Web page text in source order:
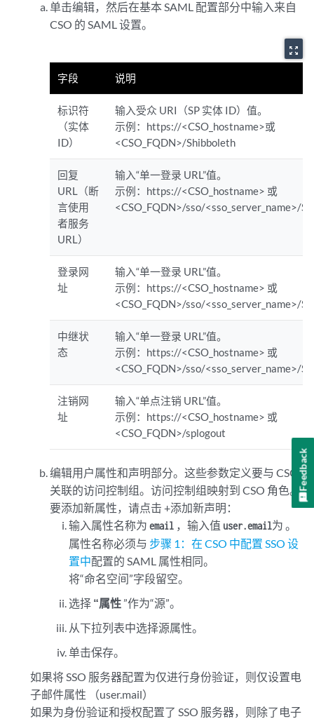
单击编辑，然后在基本 SAML 配置部分中输入来自
CSO 的 SAML 设置。
zoom_out_map
字段 说明
标识符
（实体
ID）
输入受众 URI（SP 实体 ID）值。
示例：https://<CSO_hostname>或
<CSO_FQDN>/Shibboleth
回复
URL（断
言使用
者服务
URL）
输入“单一登录 URL”值。
示例：https://<CSO_hostname> 或
<CSO_FQDN>/sso/<sso_server_name>/
登录网
址
输入“单一登录 URL”值。
示例：https://<CSO_hostname> 或
<CSO_FQDN>/sso/<sso_server_name>/
中继状
态
输入“单一登录 URL”值。
示例：https://<CSO_hostname> 或
<CSO_FQDN>/sso/<sso_server_name>/
注销网
址
输入“单点注销 URL”值。
示例：https://<CSO_hostname> 或
<CSO_FQDN>/splogout
编辑用户属性和声明部分。这些参数定义要与 CSO
关联的访问控制组。访问控制组映射到 CSO 角色。
要添加新属性，请点击 +添加新声明：
输入属性名称为email ，输入值 user.email为 。
属性名称必须与 步骤 1：在 CSO 中配置 SSO 设
置中配置的 SAML 属性相同。
将“命名空间”字段留空。
选择 “属性 ”作为“源”。
从下拉列表中选择源属性。
单击保存。
如果将 SSO 服务器配置为仅进行身份验证，则仅设置电
子邮件属性 （user.mail）
如果为身份验证和授权配置了 SSO 服务器，则除了电子
Feedback